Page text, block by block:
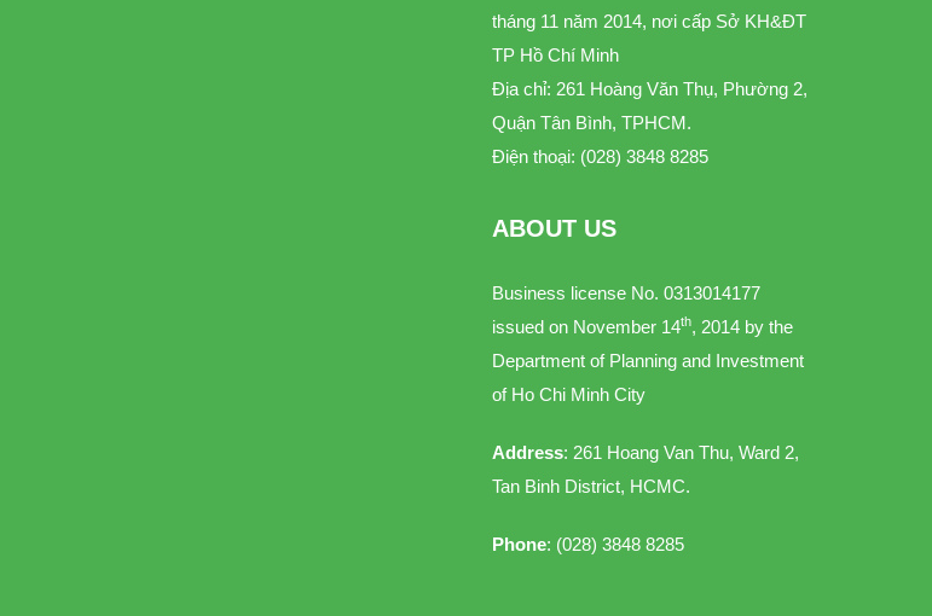
tháng 11 năm 2014, nơi cấp Sở KH&ĐT
TP Hồ Chí Minh
Địa chỉ: 261 Hoàng Văn Thụ, Phường 2,
Quận Tân Bình, TPHCM.
Điện thoại: (028) 3848 8285
ABOUT US
Business license No. 0313014177
issued on November 14th, 2014 by the
Department of Planning and Investment
of Ho Chi Minh City
Address: 261 Hoang Van Thu, Ward 2,
Tan Binh District, HCMC.
Phone: (028) 3848 8285